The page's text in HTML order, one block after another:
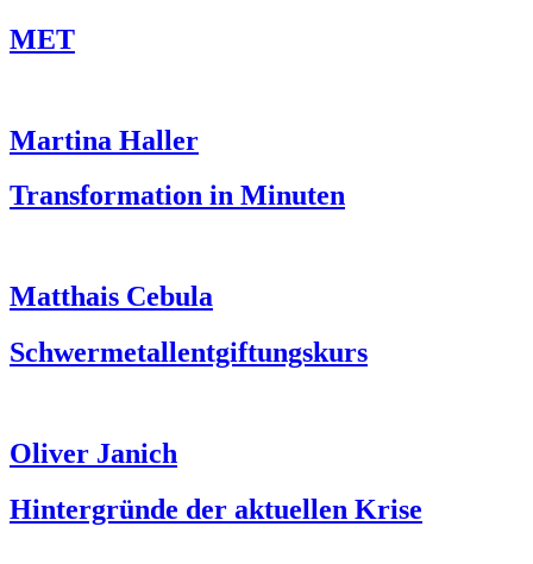
MET
Martina Haller
Transformation in Minuten
Matthais Cebula
Schwermetallentgiftungskurs
Oliver Janich
Hintergründe der aktuellen Krise